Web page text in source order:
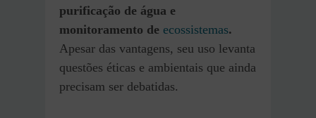
purificação de água e
monitoramento de ecossistemas.
Apesar das vantagens, seu uso levanta
questões éticas e ambientais que ainda
precisam ser debatidas.